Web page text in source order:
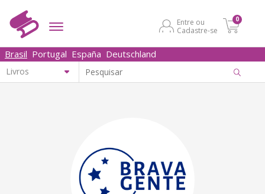
Entre ou
Cadastre-se
0
Brasil Portugal España Deutschland